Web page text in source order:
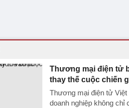
Thương mại điện tử
thay thế cuộc chiến
Thương mại điện tử
doanh nghiệp không chỉ